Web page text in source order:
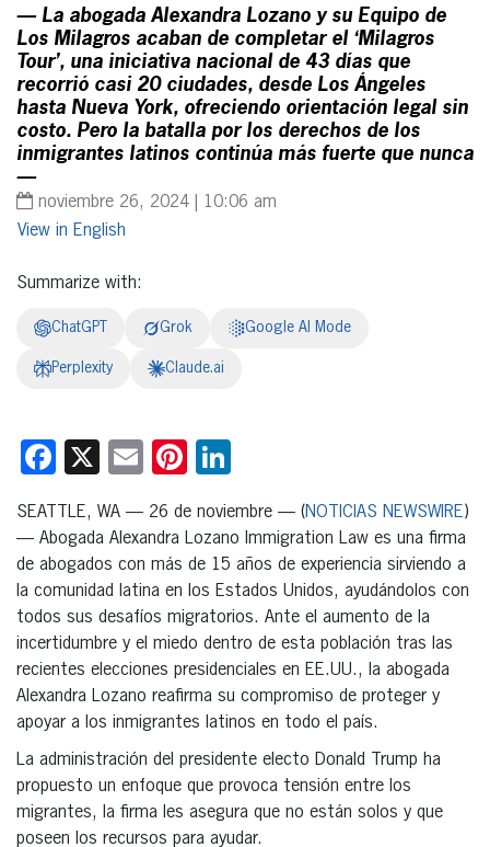
— La abogada Alexandra Lozano y su Equipo de
Los Milagros acaban de completar el ‘Milagros
Tour’, una iniciativa nacional de 43 días que
recorrió casi 20 ciudades, desde Los Ángeles
hasta Nueva York, ofreciendo orientación legal sin
costo. Pero la batalla por los derechos de los
inmigrantes latinos continúa más fuerte que nunca
—
noviembre 26, 2024 | 10:06 am
English
Summarize with:
ChatGPT Grok Google AI Mode
Perplexity Claude.ai
Facebook
X EmailPinterest
SEATTLE, WA — 26 de noviembre — (NOTICIAS NEWSWIRE)
— Abogada Alexandra Lozano Immigration Law es una firma
de abogados con más de 15 años de experiencia sirviendo a
la comunidad latina en los Estados Unidos, ayudándolos con
todos sus desafíos migratorios. Ante el aumento de la
incertidumbre y el miedo dentro de esta población tras las
recientes elecciones presidenciales en EE.UU., la abogada
Alexandra Lozano reafirma su compromiso de proteger y
apoyar a los inmigrantes latinos en todo el país.
La administración del presidente electo Donald Trump ha
propuesto un enfoque que provoca tensión entre los
migrantes, la firma les asegura que no están solos y que
poseen los recursos para ayudar.